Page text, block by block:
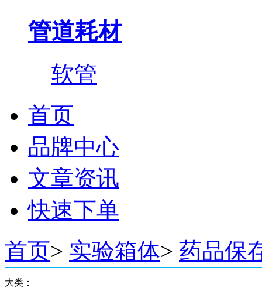
管道耗材
软管
首页
品牌中心
文章资讯
快速下单
首页> 实验箱体> 药品保
大类：